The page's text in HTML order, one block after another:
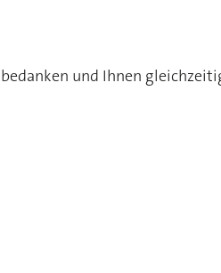
und Ihnen